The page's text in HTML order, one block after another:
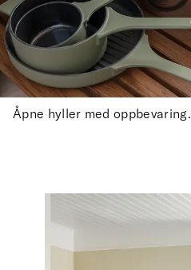
Åpne hyller med oppbevaring.